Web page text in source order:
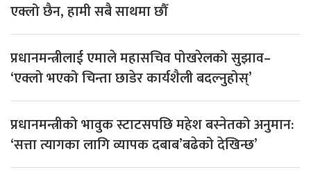
एक्लो छैन, हामी सबै साथमा छौँ
प्रधानमन्त्रीलाई एमाले महासचिव पोखरेलको सुझाव–
‘एक्लो भएको चिन्ता छाडेर कार्यशैली बदल्नुहोस्’
प्रधानमन्त्रीको भावुक स्टाटसपछि महेश बस्नेतको अनुमान:
‘सत्ता त्यागका लागि व्यापक दबाब’बढेको देखिन्छ’